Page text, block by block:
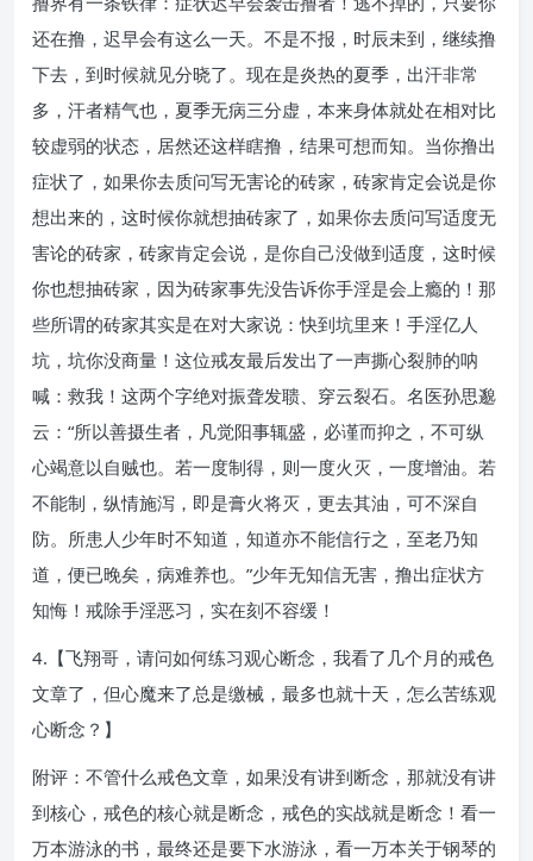
还在撸，迟早会有这么一天。不是不报，时辰未到，继续撸
下去，到时候就见分晓了。现在是炎热的夏季，出汗非常
多，汗者精气也，夏季无病三分虚，本来身体就处在相对比
较虚弱的状态，居然还这样瞎撸，结果可想而知。当你撸出
症状了，如果你去质问写无害论的砖家，砖家肯定会说是你
想出来的，这时候你就想抽砖家了，如果你去质问写适度无
害论的砖家，砖家肯定会说，是你自己没做到适度，这时候
你也想抽砖家，因为砖家事先没告诉你手淫是会上瘾的！那
些所谓的砖家其实是在对大家说：快到坑里来！手淫亿人
坑，坑你没商量！这位戒友最后发出了一声撕心裂肺的呐
喊：救我！这两个字绝对振聋发聩、穿云裂石。名医孙思邈
云：“所以善摄生者，凡觉阳事辄盛，必谨而抑之，不可纵
心竭意以自贼也。若一度制得，则一度火灭，一度增油。若
不能制，纵情施泻，即是膏火将灭，更去其油，可不深自
防。所患人少年时不知道，知道亦不能信行之，至老乃知
道，便已晚矣，病难养也。”少年无知信无害，撸出症状方
知悔！戒除手淫恶习，实在刻不容缓！
4.【飞翔哥，请问如何练习观心断念，我看了几个月的戒色
文章了，但心魔来了总是缴械，最多也就十天，怎么苦练观
心断念？】
附评：不管什么戒色文章，如果没有讲到断念，那就没有讲
到核心，戒色的核心就是断念，戒色的实战就是断念！看一
万本游泳的书，最终还是要下水游泳，看一万本关于钢琴的